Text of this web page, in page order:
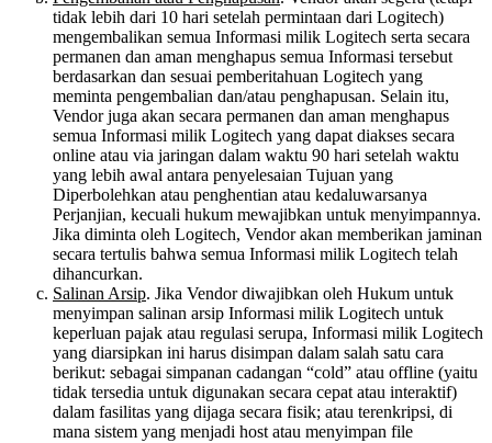
tidak lebih dari 10 hari setelah permintaan dari Logitech)
mengembalikan semua Informasi milik Logitech serta secara
permanen dan aman menghapus semua Informasi tersebut
berdasarkan dan sesuai pemberitahuan Logitech yang
meminta pengembalian dan/atau penghapusan. Selain itu,
Vendor juga akan secara permanen dan aman menghapus
semua Informasi milik Logitech yang dapat diakses secara
online atau via jaringan dalam waktu 90 hari setelah waktu
yang lebih awal antara penyelesaian Tujuan yang
Diperbolehkan atau penghentian atau kedaluwarsanya
Perjanjian, kecuali hukum mewajibkan untuk menyimpannya.
Jika diminta oleh Logitech, Vendor akan memberikan jaminan
secara tertulis bahwa semua Informasi milik Logitech telah
dihancurkan.
Salinan Arsip. Jika Vendor diwajibkan oleh Hukum untuk
menyimpan salinan arsip Informasi milik Logitech untuk
keperluan pajak atau regulasi serupa, Informasi milik Logitech
yang diarsipkan ini harus disimpan dalam salah satu cara
berikut: sebagai simpanan cadangan “cold” atau offline (yaitu
tidak tersedia untuk digunakan secara cepat atau interaktif)
dalam fasilitas yang dijaga secara fisik; atau terenkripsi, di
mana sistem yang menjadi host atau menyimpan file